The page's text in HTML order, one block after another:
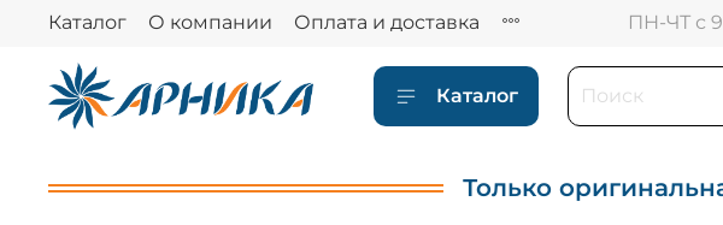
Каталог О компании Оплата и доставка ПН-ЧТ с
Каталог
Только